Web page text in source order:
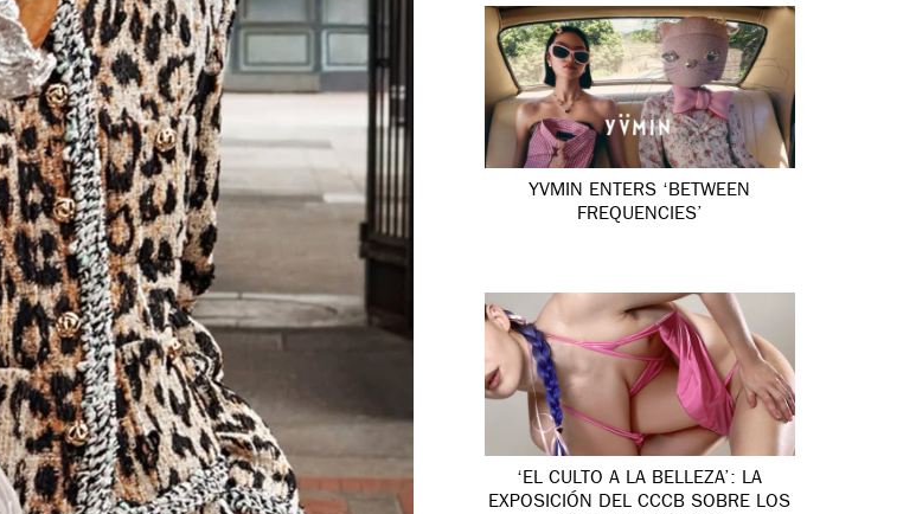
YVMIN ENTERS ‘BETWEEN
FREQUENCIES’
‘EL CULTO A LA BELLEZA’: LA
EXPOSICIÓN DEL CCCB SOBRE LOS